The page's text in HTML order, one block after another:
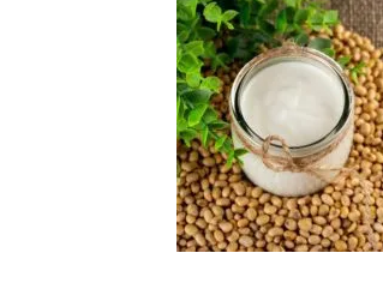
敏感肌・アトピー
男性
美容食品
その他
Pharmaceuticals & Medical